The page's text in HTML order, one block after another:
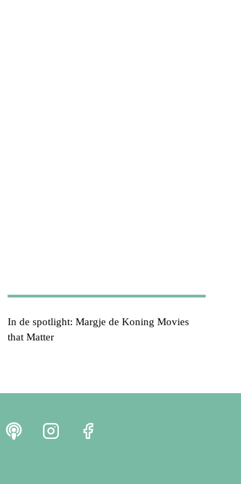
In de spotlight: Margje de Koning Movies
that Matter